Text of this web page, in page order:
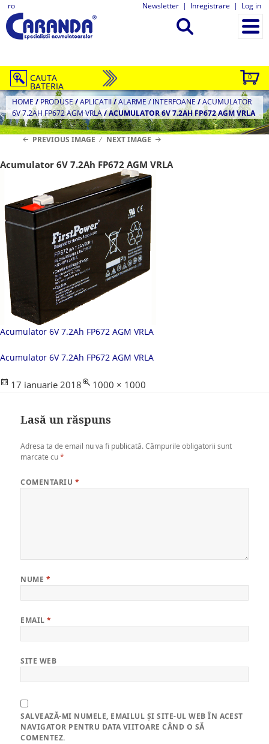
ro Newsletter | Inregistrare | Log in
0
CAUTA
BATERIA
HOME / PRODUSE/APLICATII/ALARME / INTERFOANE /ACUMULATOR
6V 7.2AH FP672 AGM VRLA/ACUMULATOR 6V 7.2AH FP672 AGM VRLA
PREVIOUS IMAGE NEXT IMAGE
Acumulator 6V 7.2Ah FP672 AGM VRLA
Acumulator 6V 7.2Ah FP672 AGM VRLA
Acumulator 6V 7.2Ah FP672 AGM VRLA
Posted
17 ianuarie 2018
Full
1000 × 1000
Lasă un răspuns
Adresa ta de email nu va fi publicată. Câmpurile obligatorii sunt
marcate cu*
COMENTARIU *
NUME *
EMAIL*
SITE WEB
SALVEAZĂ-MI NUMELE, EMAILUL ȘI SITE-UL WEB ÎN ACEST
NAVIGATOR PENTRU DATA VIITOARE CÂND O SĂ
COMENTEZ.